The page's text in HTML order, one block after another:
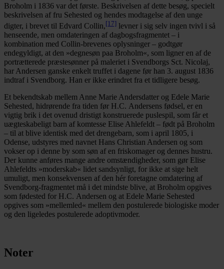
Broholm i 1836 var det første. Beskrivelsen af dette besøg, specielt
beskrivelsen af fru Sehested og hendes modtagelse af den unge
digter, i brevet til Edvard Collin,[17] levner i sig selv ingen tvivl i så
henseende, men omdateringen af dagbogsfragmentet – i
kombination med Collin-brevenes oplysninger – godtgør
endegyldigt, at den »degnesøn paa Broholm«, som ligner en af de
portrætterede præstesønner på maleriet i Svendborgs Sct. Nicolaj,
har Andersen ganske enkelt truffet i dagene før han 3. august 1836
indtraf i Svendborg. Han er ikke erindret fra et tidligere besøg.
Et bekendtskab mellem Anne Marie Andersdatter og Edele Marie
Sehested, hidrørende fra tiden før H.C. Andersens fødsel, er en
vigtig brik i det ovenud dristigt konstruerede puslespil, som får et
uægteskabeligt barn af komtesse Elise Ahlefeldt – født på Broholm
– til at blive identisk med det drengebarn, som i april 1805, i
Odense, udstyres med navnet Hans Christian Andersen og som
vokser op i denne by som søn af en friskomager og dennes hustru.
Der kunne anføres mange andre omstændigheder, som gør Elise
Ahlefeldts »moderskab« lidet sandsynligt, for ikke at sige helt
umuligt, men konsekvensen af den hér foretagne omdatering af
Svendborg-fragmentet må i det mindste blive, at Broholm opgives
som fødested for H.C. Andersen og at Edele Marie Sehested
opgives som »mellemled« mellem den postulerede biologiske moder
og den ligeledes postulerede adoptivmoder.
Noter